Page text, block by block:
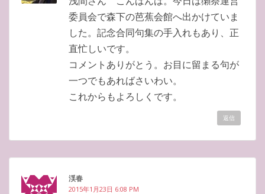
委員会で森下の芭蕉会館へ出かけていま
した。記念合同句集の手入れもあり、正
直忙しいです。
コメントありがとう。お目に留まる句が
一つでもあればさいわい。
これからもよろしくです。
返信
渓春
2015年1月23日 6:08 PM